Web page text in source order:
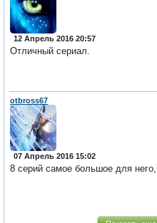
12 Апрель 2016 20:57
Отличный сериал.
otbross67
07 Апрель 2016 15:02
8 серий самое большое для